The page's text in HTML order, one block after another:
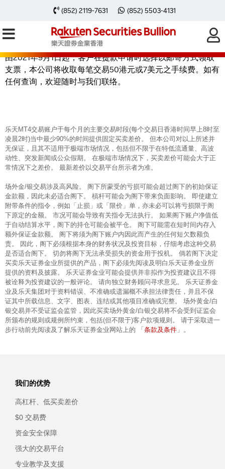
(852) 2119-7631 (852) 5503-4131
有关邮寄提款支票收费之修订通知
由2021年9月1日起，客户在提款申请时选择以邮寄方式领取
支票，本公司将收取每笔交易50港元或7美元之手续费。如有
任何查询，欢迎随时与我们联络。
乐天MT4交易账户于每个月的主要交易时段(每个交易日香港时间早上8时至
凌晨2时)当中最少90%的时间提供固定买卖差价。 但本公司对以上所述并
无保证，且其不适用于极端市场情况，包括但不限于在特低流通量、高波
动性、突发新闻或公众假期。 在极端市场情况下，买卖差价可能会大于正
常情况下之差价。 最新差价以交易平台所示者为准。
场外金/银交易涉及高风险。 阁下所蒙受的亏损可能会超过阁下的初始保证
金款额，因此未必适合阁下。 槓杆可能会为阁下带来负面影响。 即使建立
附带条件的指令，例如「止损」或「限价」单，亦未必可以将亏损限于阁
下原定的金额。 市况可能会导致有关指令无法执行。 如果阁下账户净值低
于自动结算水平，阁下的持仓可能会被平仓。 阁下可能需在短时间内存入
额外保证金款额。 阁下将须为阁下账户内因此而产生的任何短欠数额负
责。 因此，阁下必须根据本身的财务状况及投资目标，仔细考虑这种交易
是否适合阁下。 切勿将阁下无法承受损失的资金用于投机。 倘若阁下决定
买卖乐天证券金业所提供的产品，阁下必须先阅读及明白乐天证券金业所
提供的资料及披露。 乐天证券金业可能会提供并非拟作为投资建议且不得
被诠释为投资建议的一般评论。 请向独立财务顾问寻求意见。 乐天证券金
业及乐天集团对于资料错误、不准确或遗漏概不承担法律责任，并且不保
证其中所载信息、文字、图表、连结或其他项目准确或完整。 场外黄金/白
银交易并不受证监会监管，因此买卖场外黄金/白银交易将不会受到证监会
所颁布的规则或规例所约束，包括(但不限于)客户款项规则。 请于采取进一
步行动前先阅读及了解乐天证券金业网站上的 「 条款及条件 」。
我们的优势
高杠杆、低买卖差价
$0 交易费
资金安全保障
强大的交易平台
专业教学及支援